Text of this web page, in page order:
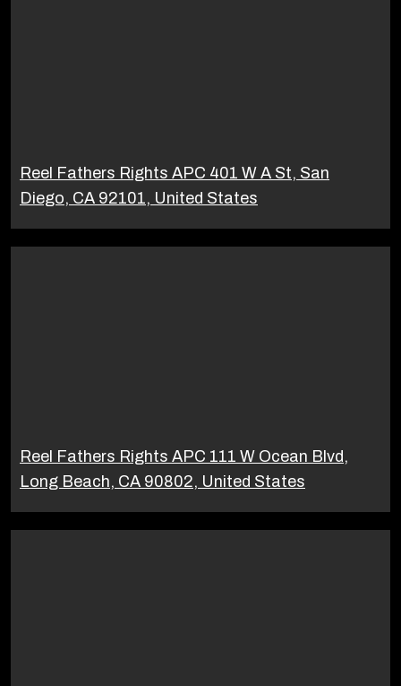
Reel Fathers Rights APC 401 W A St, San
Diego, CA 92101, United States
Reel Fathers Rights APC 111 W Ocean Blvd,
Long Beach, CA 90802, United States